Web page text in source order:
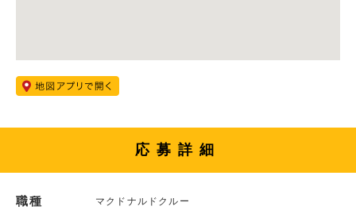
応募詳細
職種 マクドナルドクルー